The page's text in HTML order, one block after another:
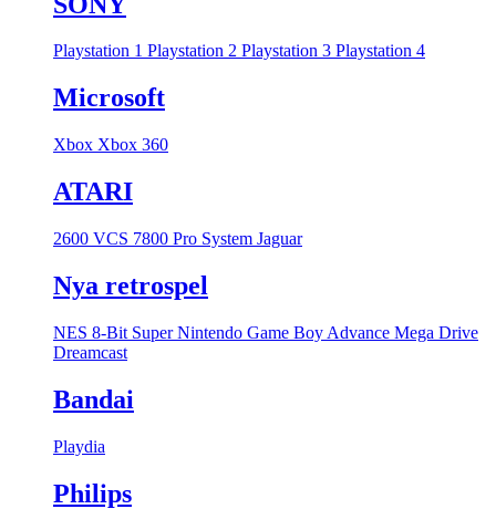
Playstation 1 Playstation 2 Playstation 3 Playstation 4
Microsoft
Xbox Xbox 360
ATARI
2600 VCS 7800 Pro System Jaguar
Nya retrospel
NES 8-Bit Super Nintendo Game Boy Advance Mega Drive
Dreamcast
Bandai
Playdia
Philips